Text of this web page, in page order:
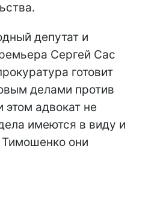
депутат и
Сергей Сас
готовит
делами против
адвокат не
имеются в виду и
Тимошенко они